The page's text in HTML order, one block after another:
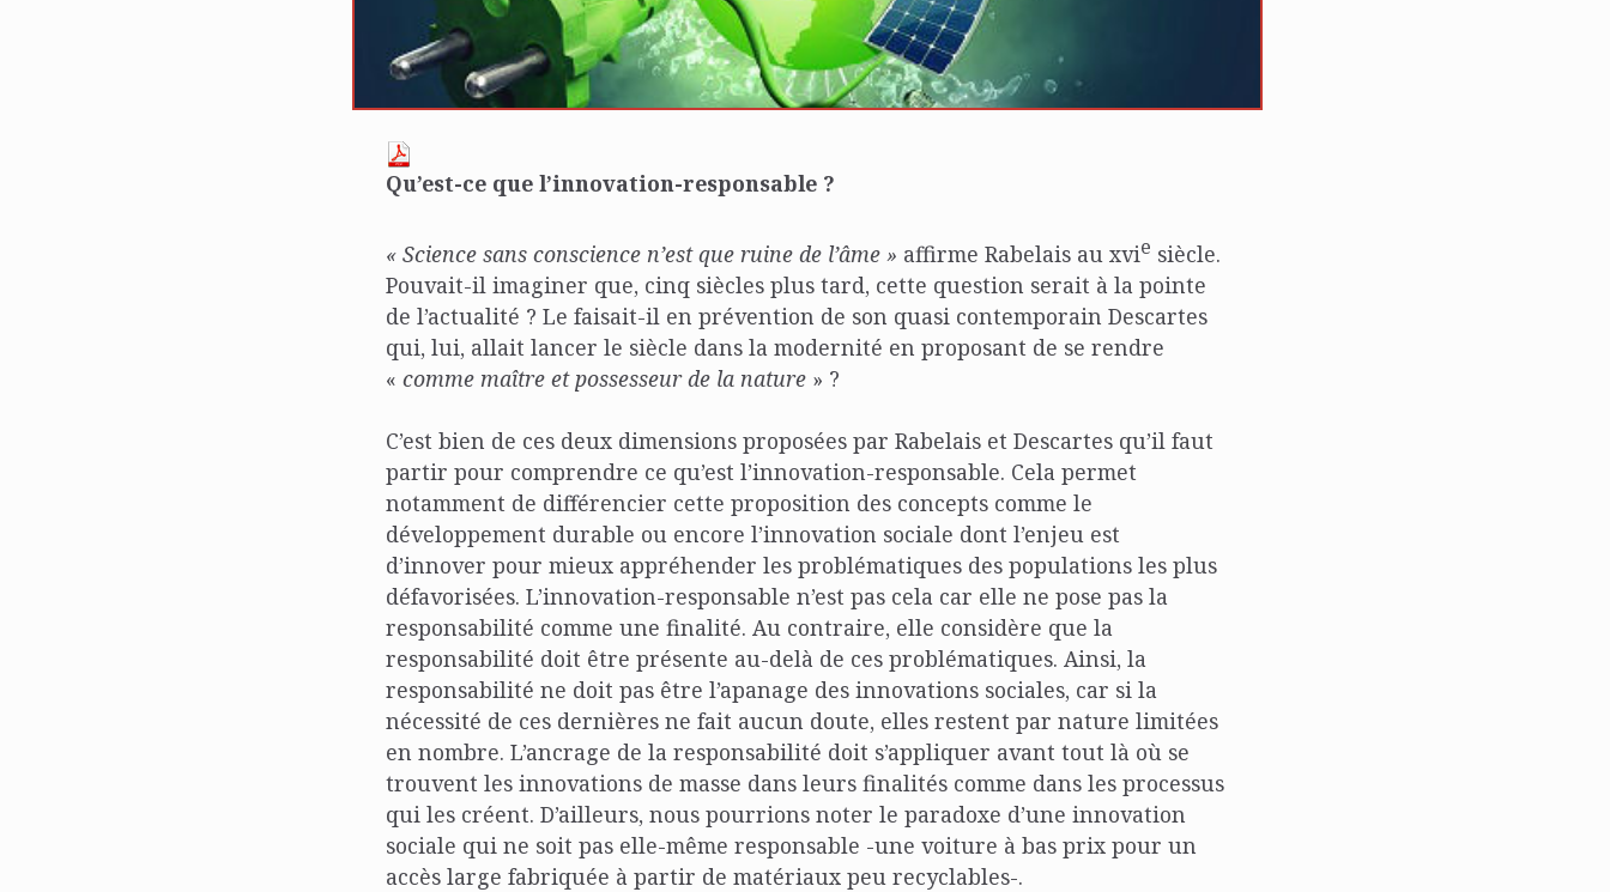
Qu’est-ce que l’innovation-responsable ?
« Science sans conscience n’est que ruine de l’âme » affirme Rabelais au xvie siècle.
Pouvait-il imaginer que, cinq siècles plus tard, cette question serait à la pointe
de l’actualité ? Le faisait-il en prévention de son quasi contemporain Descartes
qui, lui, allait lancer le siècle dans la modernité en proposant de se rendre
« comme maître et possesseur de la nature » ?
C’est bien de ces deux dimensions proposées par Rabelais et Descartes qu’il faut
partir pour comprendre ce qu’est l’innovation-responsable. Cela permet
notamment de différencier cette proposition des concepts comme le
développement durable ou encore l’innovation sociale dont l’enjeu est
d’innover pour mieux appréhender les problématiques des populations les plus
défavorisées. L’innovation-responsable n’est pas cela car elle ne pose pas la
responsabilité comme une finalité. Au contraire, elle considère que la
responsabilité doit être présente au-delà de ces problématiques. Ainsi, la
responsabilité ne doit pas être l’apanage des innovations sociales, car si la
nécessité de ces dernières ne fait aucun doute, elles restent par nature limitées
en nombre. L’ancrage de la responsabilité doit s’appliquer avant tout là où se
trouvent les innovations de masse dans leurs finalités comme dans les processus
qui les créent. D’ailleurs, nous pourrions noter le paradoxe d’une innovation
sociale qui ne soit pas elle-même responsable -une voiture à bas prix pour un
accès large fabriquée à partir de matériaux peu recyclables-.